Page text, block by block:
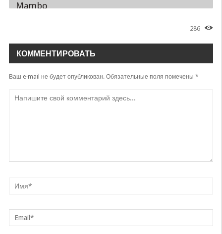
Mambo
286
КОММЕНТИРОВАТЬ
Ваш e-mail не будет опубликован.Обязательные поля помечены *